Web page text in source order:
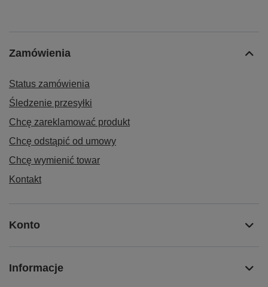
Zamówienia
Status zamówienia
Śledzenie przesyłki
Chcę zareklamować produkt
Chcę odstąpić od umowy
Chcę wymienić towar
Kontakt
Konto
Informacje